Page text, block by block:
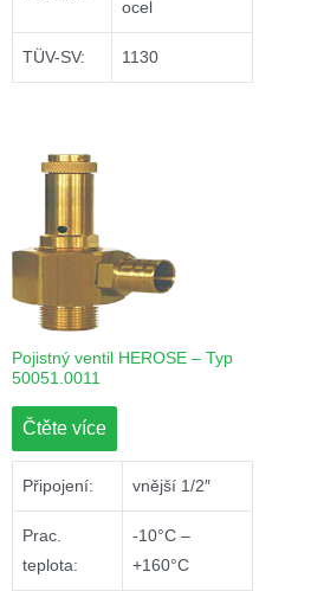
ocel
TÜV-SV: 1130
Pojistný ventil HEROSE – Typ
50051.0011
Čtěte více
Připojení: vnější 1/2″
Prac.
teplota:
-10°C –
+160°C